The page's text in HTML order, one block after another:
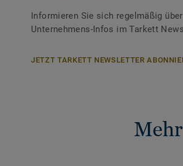
Informieren Sie sich regelmäßig
Unternehmens-Infos im Tarkett
JETZT TARKETT NEWSLETTER